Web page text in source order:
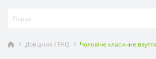
Довідник / FAQ Чоловіче класичне